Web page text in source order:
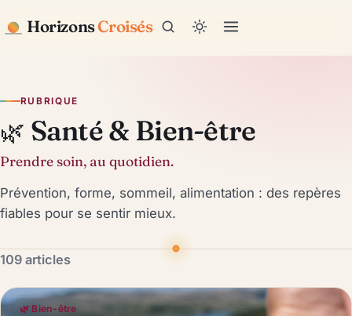
HorizonsCroisés
RUBRIQUE
🌿 Santé & Bien-être
Prendre soin, au quotidien.
Prévention, forme, sommeil, alimentation : des repères
fiables pour se sentir mieux.
109 articles
🌿 Bien-être